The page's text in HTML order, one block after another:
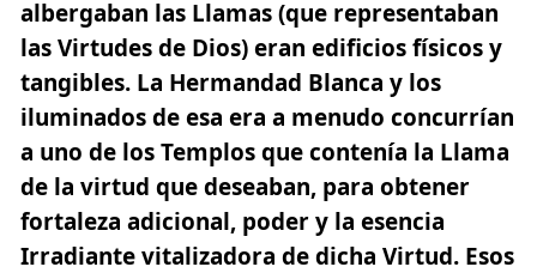
albergaban las Llamas (que representaban
las Virtudes de Dios) eran edificios físicos y
tangibles. La Hermandad Blanca y los
iluminados de esa era a menudo concurrían
a uno de los Templos que contenía la Llama
de la virtud que deseaban, para obtener
fortaleza adicional, poder y la esencia
Irradiante vitalizadora de dicha Virtud. Esos